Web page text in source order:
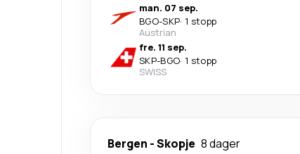
man. 07 sep.
BGO-SKP· 1 stopp
Austrian
fre. 11 sep.
SKP-BGO· 1 stopp
SWISS
Bergen -Skopje 8 dager